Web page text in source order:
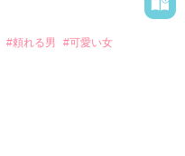
。
#頼れる男
#可愛い女
宅アパートが火事になっ